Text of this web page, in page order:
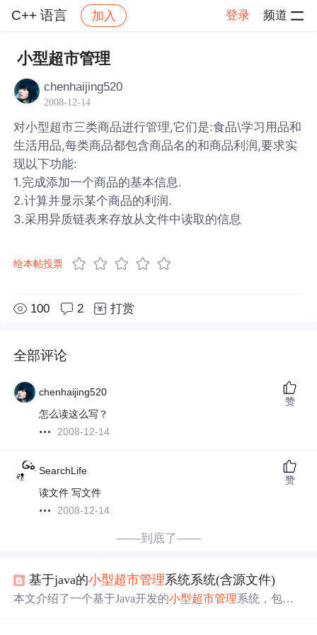
C++ 语言 加入 登录 频道
社区 C++ 语言
小型超市管理
chenhaijing520
2008-12-14
对小型超市三类商品进行管理,它们是:食品\学习用品和
生活用品,每类商品都包含商品名的和商品利润,要求实
现以下功能:
1.完成添加一个商品的基本信息.
2.计算并显示某个商品的利润.
3.采用异质链表来存放从文件中读取的信息
给本帖投票
100 2 打赏
全部评论
chenhaijing520
怎么读这么写？
2008-12-14
赞
SearchLife
读文件 写文件
2008-12-14
赞
——到底了——
基于java的小型超市管理系统系统(含源文件)
本文介绍了一个基于Java开发的小型超市管理系统，包括